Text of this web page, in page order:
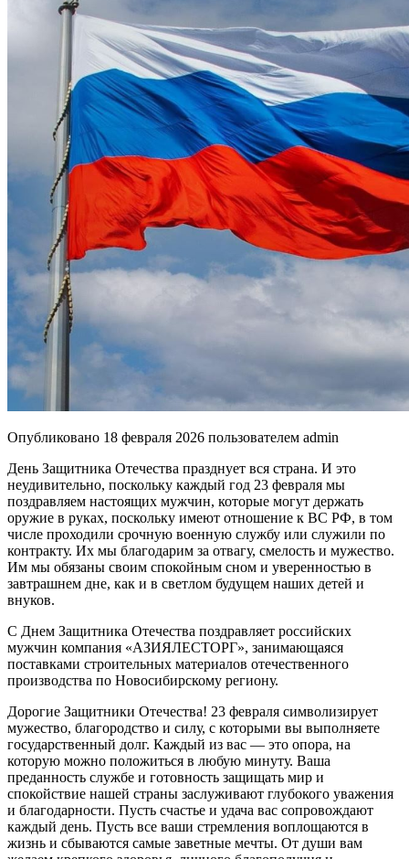
Опубликовано 18 февраля 2026 пользователем admin
День Защитника Отечества празднует вся страна. И это
неудивительно, поскольку каждый год 23 февраля мы
поздравляем настоящих мужчин, которые могут держать
оружие в руках, поскольку имеют отношение к ВС РФ, в том
числе проходили срочную военную службу или служили по
контракту. Их мы благодарим за отвагу, смелость и мужество.
Им мы обязаны своим спокойным сном и уверенностью в
завтрашнем дне, как и в светлом будущем наших детей и
внуков.
С Днем Защитника Отечества поздравляет российских
мужчин компания «АЗИЯЛЕСТОРГ», занимающаяся
поставками строительных материалов отечественного
производства по Новосибирскому региону.
Дорогие Защитники Отечества! 23 февраля символизирует
мужество, благородство и силу, с которыми вы выполняете
государственный долг. Каждый из вас — это опора, на
которую можно положиться в любую минуту. Ваша
преданность службе и готовность защищать мир и
спокойствие нашей страны заслуживают глубокого уважения
и благодарности. Пусть счастье и удача вас сопровождают
каждый день. Пусть все ваши стремления воплощаются в
жизнь и сбываются самые заветные мечты. От души вам